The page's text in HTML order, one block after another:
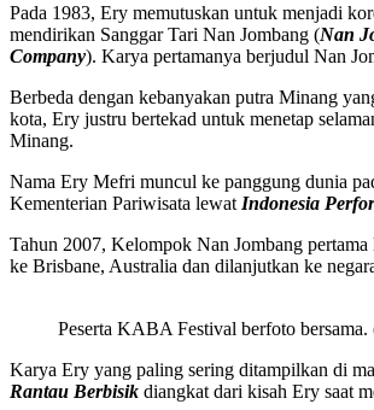
Pada 1983, Ery memutuskan untuk menjadi
mendirikan Sanggar Tari Nan Jombang (Nan
Company). Karya pertamanya berjudul Nan
Berbeda dengan kebanyakan putra Minang
kota, Ery justru bertekad untuk menetap
Minang.
Nama Ery Mefri muncul ke panggung dunia
Kementerian Pariwisata lewat Indonesia
Tahun 2007, Kelompok Nan Jombang
ke Brisbane, Australia dan dilanjutkan ke
Peserta KABA Festival berfoto
Karya Ery yang paling sering ditampilkan di
Rantau Berbisik diangkat dari kisah Ery saat